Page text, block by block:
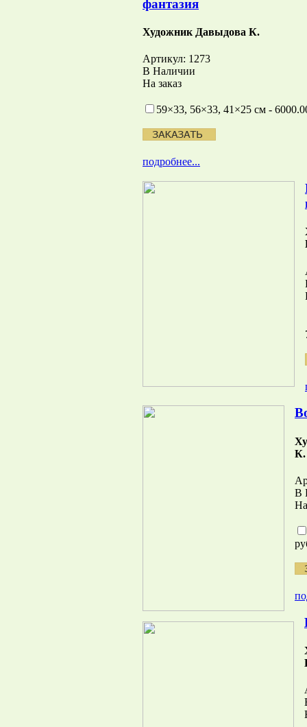
фантазия
Художник Давыдова К.
Артикул: 1273
В Наличии
На заказ
59×33, 56×33, 41×25 см -
подробнее...
К.
В
На